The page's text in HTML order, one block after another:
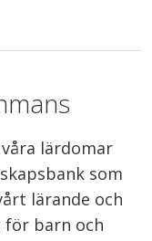
lärdomar
som
lärande och
för barn och